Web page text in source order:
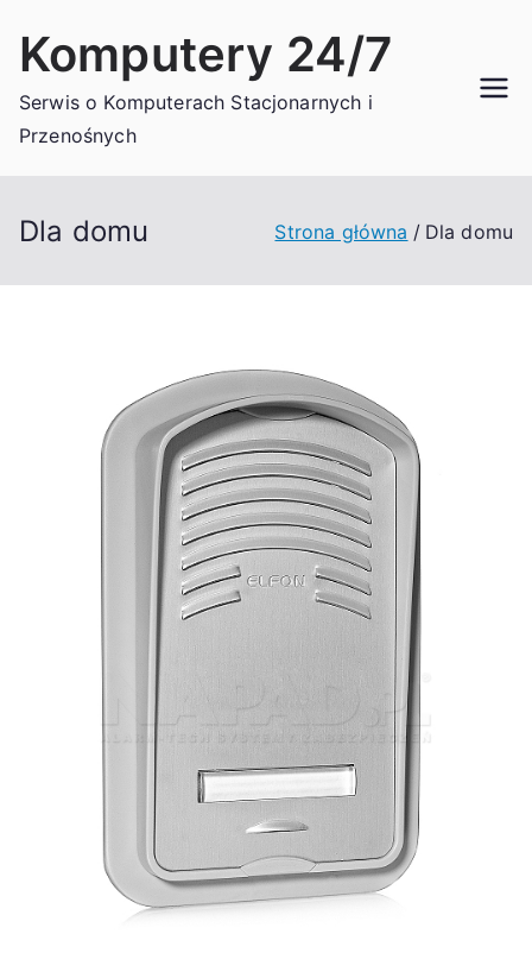
Komputery 24/7
Serwis o Komputerach Stacjonarnych i
Przenośnych
Dla domu Strona główna Dla domu